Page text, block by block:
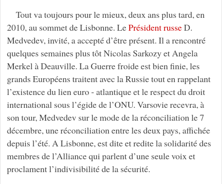
Tout va toujours pour le mieux, deux ans plus tard, en
2010, au sommet de Lisbonne. LePrésident russeD.
Medvedev, invité, a accepté d’être présent. Il a rencontré
quelques semaines plus tôt Nicolas Sarkozy et Angela
Merkel à Deauville. La Guerre froide est bien finie, les
grands Européens traitent avec la Russie tout en rappelant
l’existence du lien euro - atlantique et le respect du droit
international sous l’égide de l’ONU. Varsovie recevra, à
son tour, Medvedev sur le mode de la réconciliation le 7
décembre, une réconciliation entre les deux pays, affichée
depuis l’été. A Lisbonne, est dite et redite la solidarité des
membres de l’Alliance qui parlent d’une seule voix et
proclament l’indivisibilité de la sécurité.